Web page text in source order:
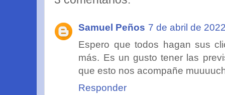
Samuel Peños 7 de abril de
Espero que todos hagan sus
más. Es un gusto tener las
que esto nos acompañe
Responder